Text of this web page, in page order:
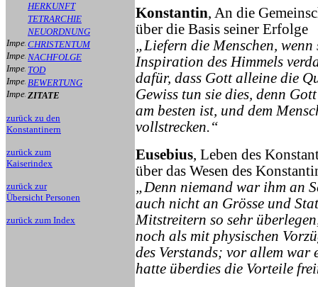
HERKUNFT
TETRARCHIE
NEUORDNUNG
CHRISTENTUM
NACHFOLGE
TOD
BEWERTUNG
ZITATE
zurück zu den
Konstantinern
zurück zum
Kaiserindex
zurück zur
Übersicht Personen
zurück zum Index
Konstantin, An die
über die Basis seiner Erfolge
„Liefern die Menschen,
Inspiration des Himmels
dafür, dass Gott alleine die
Gewiss tun sie dies, denn
am besten ist, und dem
vollstrecken.“
Eusebius, Leben des
über das Wesen des
„Denn niemand war ihm an
auch nicht an Grösse und
Mitstreitern so sehr
noch als mit physischen
des Verstands; vor allem war
hatte überdies die Vorteile